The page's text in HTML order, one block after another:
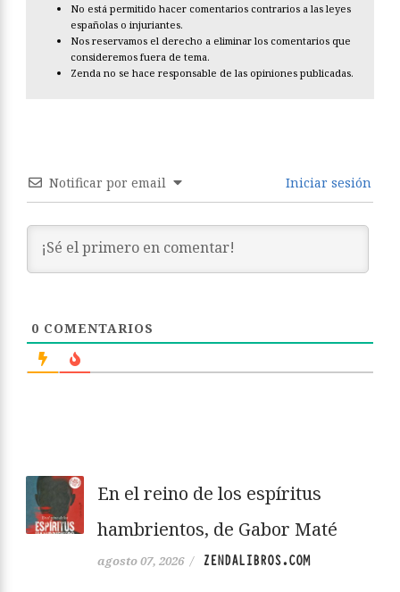
No está permitido hacer comentarios contrarios a las leyes
españolas o injuriantes.
Nos reservamos el derecho a eliminar los comentarios que
consideremos fuera de tema.
Zenda no se hace responsable de las opiniones publicadas.
Notificar por email Iniciar sesión
0 COMENTARIOS
En el reino de los espíritus
hambrientos, de Gabor Maté
agosto 07, 2026 / ZENDALIBROS.COM